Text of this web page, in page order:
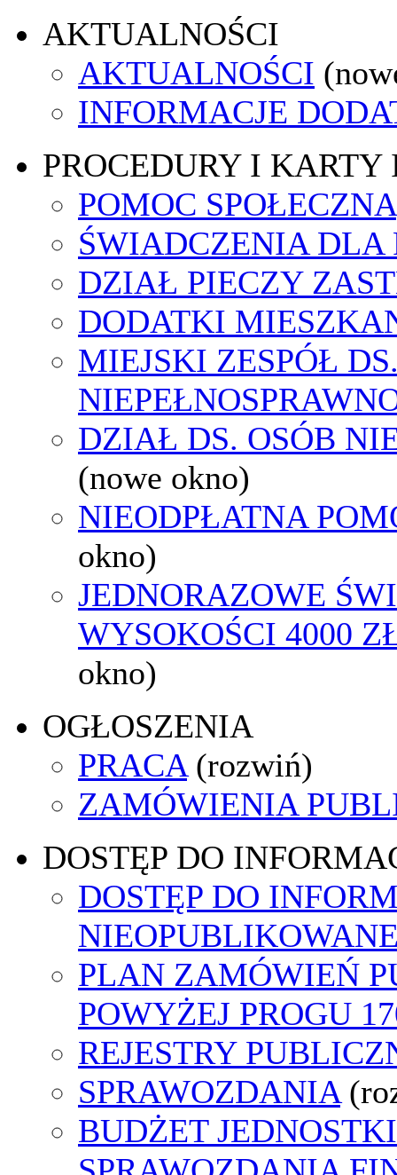
AKTUALNOŚCI
AKTUALNOŚCI
INFORMACJE
PROCEDURY I
POMOC SPOŁECZNA
ŚWIADCZENIA DLA
DZIAŁ PIECZY
DODATKI
MIEJSKI ZESPÓŁ
DZIAŁ DS. OSÓB
(nowe okno)
NIEODPŁATNA
okno)
JEDNORAZOWE
WYSOKOŚCI 4000
okno)
OGŁOSZENIA
PRACA (rozwiń)
ZAMÓWIENIA
DOSTĘP DO
DOSTĘP DO
PLAN ZAMÓWIEŃ
POWYŻEJ PROGU
REJESTRY
SPRAWOZDANIA
BUDŻET